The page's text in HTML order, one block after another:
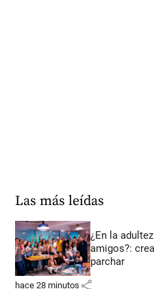
Las más leídas
¿En la
amigos?:
parchar
hace 28 minutos share